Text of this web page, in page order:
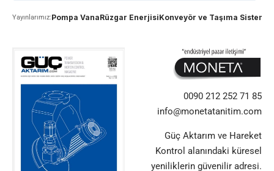
Yayınlarımız:Pompa VanaRüzgar EnerjisiKonveyör ve Taşıma
0090 212 252 71 85
info@monetatanitim.com
Güç Aktarım ve Hareket
Kontrol alanındaki küresel
yeniliklerin güvenilir adresi.